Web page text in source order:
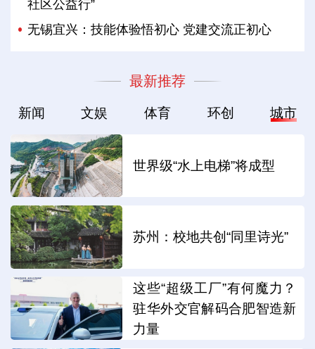
社区公益行”
无锡宜兴：技能体验悟初心 党建交流正初心
最新推荐
新闻 文娱 体育 环创 城市
世界级“水上电梯”将成型
苏州：校地共创“同里诗光”
这些“超级工厂”有何魔力？
驻华外交官解码合肥智造新
力量